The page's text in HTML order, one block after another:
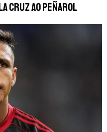
Cruz ao Peñarol